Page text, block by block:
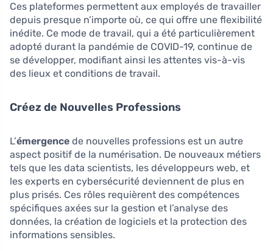
Ces plateformes permettent aux employés de travailler
depuis presque n’importe où, ce qui offre une flexibilité
inédite. Ce mode de travail, qui a été particulièrement
adopté durant la pandémie de COVID-19, continue de
se développer, modifiant ainsi les attentes vis-à-vis
des lieux et conditions de travail.
Créez de Nouvelles Professions
L’émergence de nouvelles professions est un autre
aspect positif de la numérisation. De nouveaux métiers
tels que les data scientists, les développeurs web, et
les experts en cybersécurité deviennent de plus en
plus prisés. Ces rôles requièrent des compétences
spécifiques axées sur la gestion et l’analyse des
données, la création de logiciels et la protection des
informations sensibles.